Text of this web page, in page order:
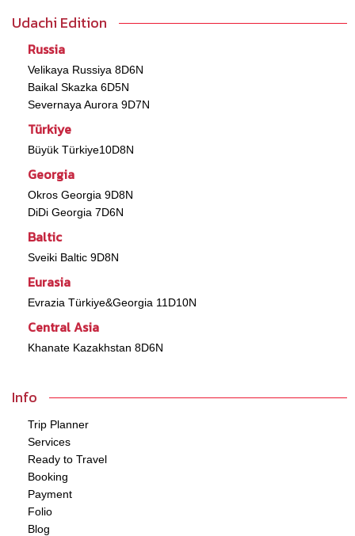
Udachi Edition
Russia
Velikaya Russiya 8D6N
Baikal Skazka 6D5N
Severnaya Aurora 9D7N
Türkiye
Büyük Türkiye10D8N
Georgia
Okros Georgia 9D8N
DiDi Georgia 7D6N
Baltic
Sveiki Baltic 9D8N
Eurasia
Evrazia Türkiye&Georgia 11D10N
Central Asia
Khanate Kazakhstan 8D6N
Info
Trip Planner
Services
Ready to Travel
Booking
Payment
Folio
Blog